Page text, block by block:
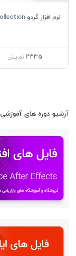
نرم افزار گردو Nero 2018 + Burning Assistant + Collection
2335 نمایش
آرشیو دوره های آموزشی